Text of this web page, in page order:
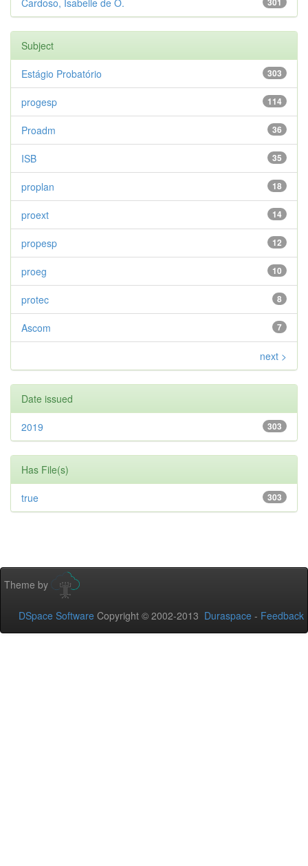
Cardoso, Isabelle de O.
Subject
303
Estágio Probatório
114
progesp
36
Proadm
35
ISB
18
proplan
14
proext
12
propesp
10
proeg
8
protec
7
Ascom
next >
Date issued
303
2019
Has File(s)
303
true
Theme by
DSpace Software Copyright © 2002-2013 Duraspace - Feedback